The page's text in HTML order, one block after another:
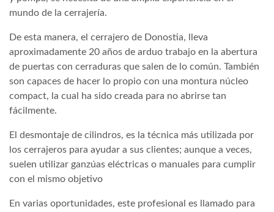
mundo de la cerrajería.
De esta manera, el cerrajero de Donostia, lleva
aproximadamente 20 años de arduo trabajo en la abertura
de puertas con cerraduras que salen de lo común. También
son capaces de hacer lo propio con una montura núcleo
compact, la cual ha sido creada para no abrirse tan
fácilmente.
El desmontaje de cilindros, es la técnica más utilizada por
los cerrajeros para ayudar a sus clientes; aunque a veces,
suelen utilizar ganzúas eléctricas o manuales para cumplir
con el mismo objetivo
En varias oportunidades, este profesional es llamado para